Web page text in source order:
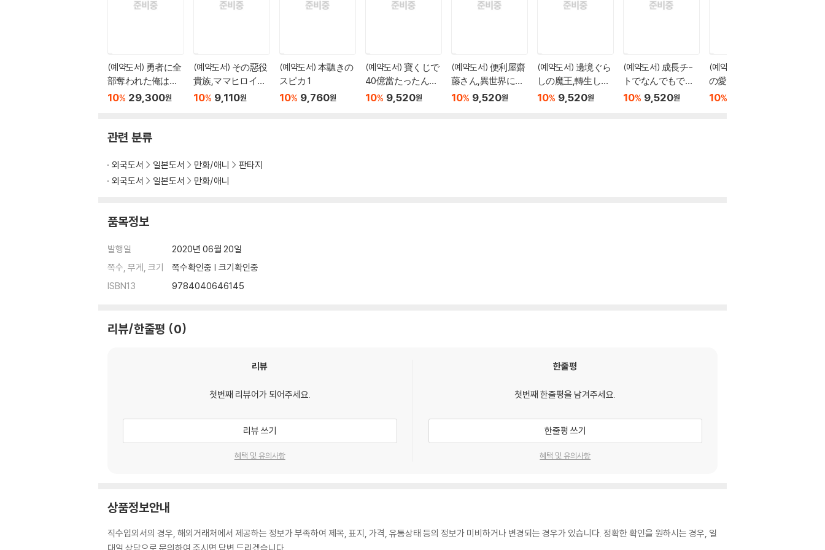
(예약도서) 勇者に全
部奪われた俺は勇
者の母親とパ-ティ
き特裝版
10% 29,300원
(예약도서) その惡役
貴族,ママヒロイン
10% 9,110원
(예약도서) 本聽きの
スピカ 1
10% 9,760원
(예약도서) 寶くじで
40億當たったんだ
けど異世界に移住
10% 9,520원
(예약도서) 便利屋齋
藤さん,異世界に行
く 15
10% 9,520원
(예약도서) 邊境ぐら
しの魔王,轉生して
最强の魔術師にな
10% 9,520원
(예약도서) 成長チ-
トでなんでもでき
るようになったが,
10% 9,520원
(예약도서) ダメ人間
の愛しかた 5
10%
관련 분류
외국도서 일본도서 만화/애니
판타지
외국도서
일본도서 만화/애니
품목정보
발행일
2020년 06월 20일
쪽수, 무게, 크기
쪽수확인중 | 크기확인중
ISBN13
9784040646145
리뷰/한줄평 0
리뷰
첫번째 리뷰어가 되어주세요.
리뷰 쓰기
혜택 및 유의사항
한줄평
첫번째 한줄평을 남겨주세요.
한줄평 쓰기
혜택 및 유의사항
상품정보안내
직수입외서의 경우, 해외거래처에서 제공하는 정보가 부족하여 제목, 표지, 가격, 유통상태 등의 정보가 미비하거나 변경되는 경우가 있습니다. 정확한 확인을 원하시는 경우, 일